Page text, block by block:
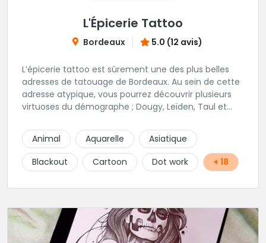
L'Épicerie Tattoo
Bordeaux 5.0 (12 avis)
L’épicerie tattoo est sûrement une des plus belles
adresses de tatouage de Bordeaux. Au sein de cette
adresse atypique, vous pourrez découvrir plusieurs
virtuoses du démographe ; Dougy, Leïden, Taul et
enfant et sympathique, vous pourrez demander
conseil pour votre tattoo. N'hésitez plus une seconde
pour rencontrer cette belle équipe !
Animal Aquarelle
Asiatique
Blackout
Cartoon Dot work + 18